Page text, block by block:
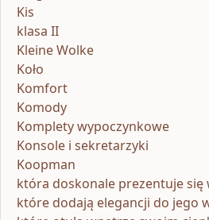
Kis
klasa II
Kleine Wolke
Koło
Komfort
Komody
Komplety wypoczynkowe
Konsole i sekretarzyki
Koopman
która doskonale prezentuje się
które dodają elegancji do jego